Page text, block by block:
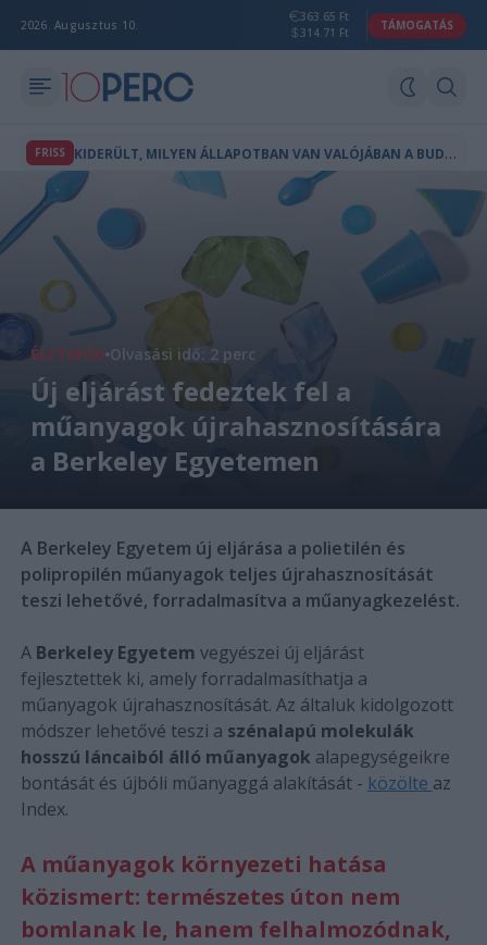
2026. Augusztus 10.
363.65 Ft
314.71 Ft
TÁMOGATÁS
FRISS K
IDERÜLT, MILYEN ÁLLAPOTBAN VAN VALÓJÁBAN A BUDAPESTI PLANETÁRIUM
ÉLETMÓD Olvasási idő: 2 perc
Új eljárást fedeztek fel a
műanyagok újrahasznosítására
a Berkeley Egyetemen
A Berkeley Egyetem új eljárása a polietilén és
polipropilén műanyagok teljes újrahasznosítását
teszi lehetővé, forradalmasítva a műanyagkezelést.
A Berkeley Egyetem vegyészei új eljárást
fejlesztettek ki, amely forradalmasíthatja a
műanyagok újrahasznosítását. Az általuk kidolgozott
módszer lehetővé teszi a szénalapú molekulák
hosszú láncaiból álló műanyagok alapegységeikre
bontását és újbóli műanyaggá alakítását - közölte az
Index.
A műanyagok környezeti hatása
közismert: természetes úton nem
bomlanak le, hanem felhalmozódnak,